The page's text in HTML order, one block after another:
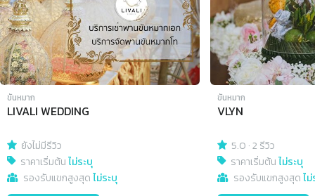
ขันหมาก
LIVALI WEDDING
ยังไม่มีรีวิว
ราคาเริ่มต้นไม่ระบุ
รองรับแขกสูงสุดไม่ระบุ
ขันหมาก
VLYN
5.0 ·2 รีวิว
ราคาเริ่มต้นไม่ระบุ
รองรับแขกสูงสุดไ